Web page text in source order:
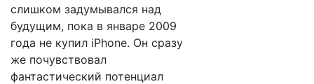
слишком задумывался над
будущим, пока в январе 2009
года не купил iPhone. Он сразу
же почувствовал
фантастический потенциал